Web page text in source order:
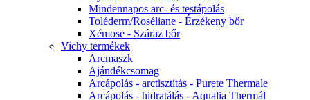
Mindennapos arc- és testápolás
Toléderm/Roséliane - Érzékeny bőr
Xémose - Száraz bőr
Vichy termékek
Arcmaszk
Ajándékcsomag
Arcápolás - arctisztítás - Purete Thermale
Arcápolás - hidratálás - Aqualia Thermál